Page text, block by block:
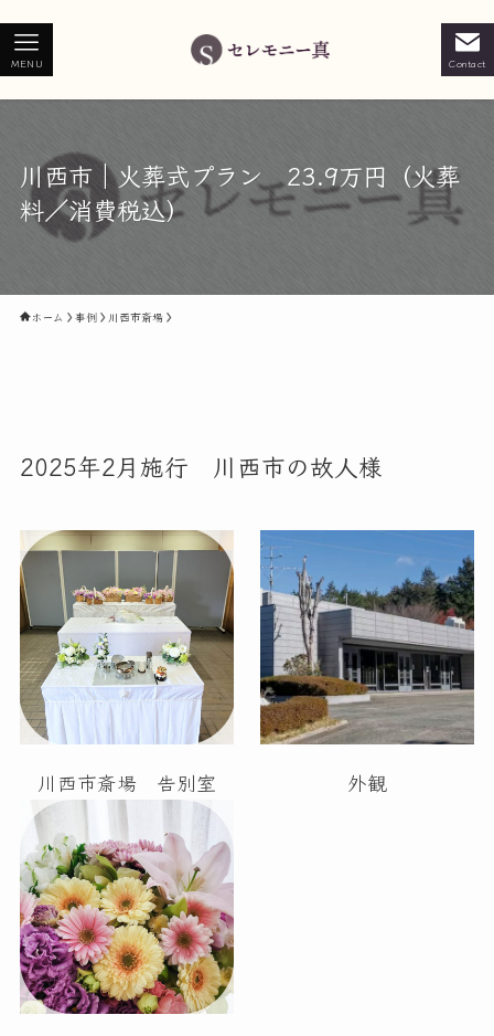
Contact
MENU
川西市｜火葬式プラン 23.9万円（火葬
料／消費税込）
ホーム 事例 川西市斎場
2025年2月施行 川西市の故人様
川西市斎場 告別室 外観